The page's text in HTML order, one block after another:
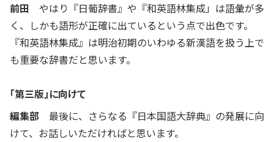
前田 やはり『日葡辞書』や『和英語林集成」は語彙が多
く、しかも語形が正確に出ているという点で出色です。
『和英語林集成』は明治初期のいわゆる新漢語を扱う上で
も重要な辞書だと思います。
「第三版」に向けて
編集部 最後に、さらなる『日本国語大辞典』の発展に向
けて、お話しいただければと思います。